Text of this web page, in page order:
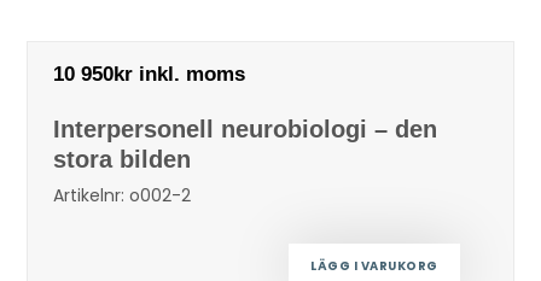
Att leva istället för att överleva.
10 950kr inkl. moms
Interpersonell neurobiologi – den
stora bilden
Artikelnr: o002-2
LÄGG I VARUKORG